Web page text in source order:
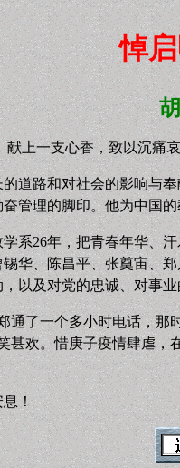
悼
上一支心香，致以沉痛
道路和对社会的影响与
管理的脚印。他为中国
系26年，把青春年华
华、陈昌平、张奠宙、
以及对党的忠诚、对事
通了一个多小时电话，
甚欢。惜庚子疫情肆虐
！